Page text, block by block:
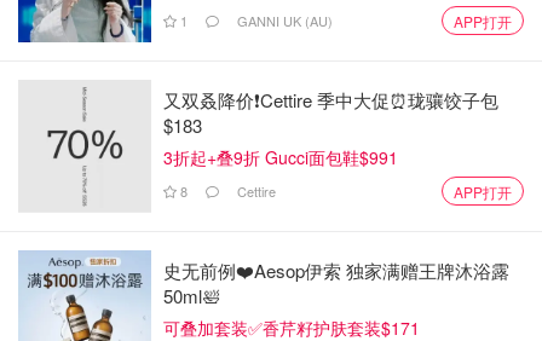
1 GANNI UK (AU) APP打开
又双叒降价❗️Cettire 季中大促⏰珑骧饺子包
$183
3折起+叠9折 Gucci面包鞋$991
8 Cettire APP打开
史无前例❤️Aesop伊索 独家满赠王牌沐浴露
50ml🛀
可叠加套装✅香芹籽护肤套装$171